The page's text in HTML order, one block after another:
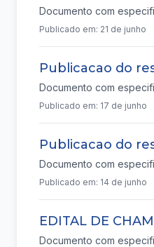
Documento com
Publicado em: 21 de junho
Publicacao do
Documento com
Publicado em: 17 de junho
Publicacao do
Documento com
Publicado em: 14 de junho
EDITAL DE
Documento com